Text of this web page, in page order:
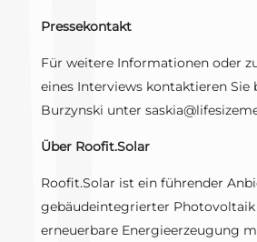
Pressekontakt
Für weitere Informationen oder
eines Interviews kontaktieren Sie
Burzynski unter
Über Roofit.Solar
Roofit.Solar ist ein führender
gebäudeintegrierter Photovoltaik
erneuerbare Energieerzeugung